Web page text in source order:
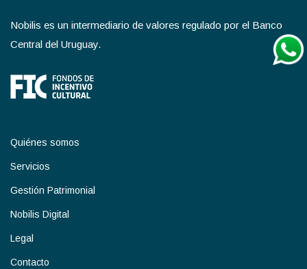
Nobilis es un intermediario de valores regulado por el Banco
Central del Uruguay.
Quiénes somos
Servicios
Gestión Patrimonial
Nobilis Digital
Legal
Contacto